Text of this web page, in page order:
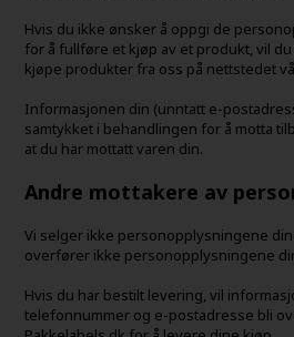
Hvis du ikke ønsker å oppgi de
for å fullføre et kjøp av et produkt, vil
kjøpe produkter fra oss på nettstedet
Informasjonen din (unntatt e-
samtykket i behandlingen for å motta
at du har mottatt varen din.
Andre mottakere av
Vi selger ikke personopplysningene
overfører ikke personopplysningene
Hvis du har bestilt levering, vil
telefonnummer og e-postadresse bli